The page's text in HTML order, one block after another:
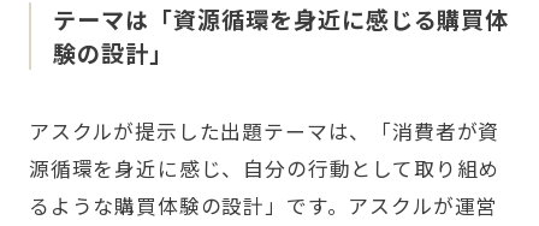
テーマは「資源循環を身近に感じる購買体
験の設計」
アスクルが提示した出題テーマは、「消費者が資
源循環を身近に感じ、自分の行動として取り組め
るような購買体験の設計」です。アスクルが運営